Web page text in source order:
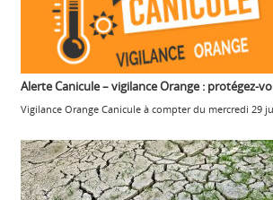
Alerte Canicule – vigilance Orange : protégez-
Vigilance Orange Canicule à compter du mercredi 29